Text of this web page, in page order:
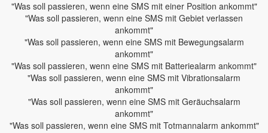
"Was soll passieren, wenn eine SMS mit einer Position ankommt"
"Was soll passieren, wenn eine SMS mit Gebiet verlassen
ankommt"
"Was soll passieren, wenn eine SMS mit Bewegungsalarm
ankommt"
"Was soll passieren, wenn eine SMS mit Batteriealarm ankommt"
"Was soll passieren, wenn eine SMS mit Vibrationsalarm
ankommt"
"Was soll passieren, wenn eine SMS mit Geräuchsalarm
ankommt"
"Was soll passieren, wenn eine SMS mit Totmannalarm ankommt"